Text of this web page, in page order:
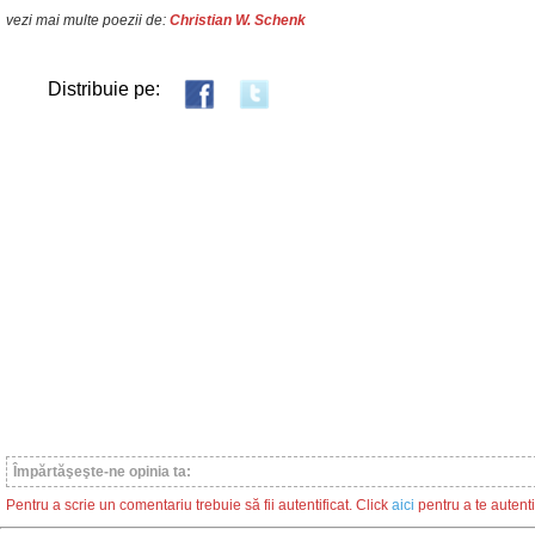
vezi mai multe poezii de: Christian W. Schenk
Distribuie pe:
Împărtăşeşte-ne opinia ta:
Pentru a scrie un comentariu trebuie să fii autentificat. Click aici pentru a te